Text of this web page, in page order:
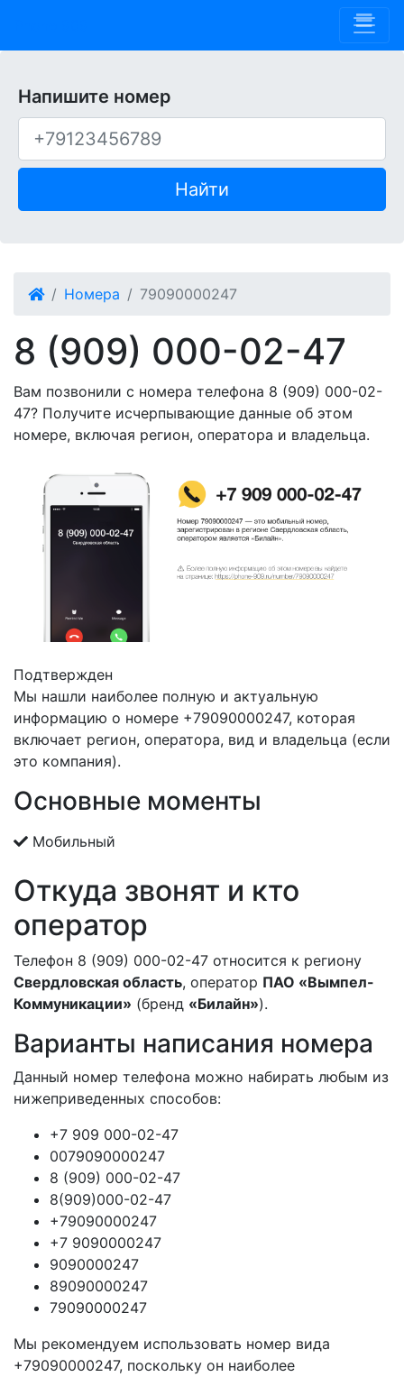
Напишите номер
Найти
Номера 79090000247
8 (909) 000-02-47
Вам позвонили с номера телефона 8 (909) 000-02-
47? Получите исчерпывающие данные об этом
номере, включая регион, оператора и владельца.
Подтвержден
Мы нашли наиболее полную и актуальную
информацию о номере +79090000247, которая
включает регион, оператора, вид и владельца (если
это компания).
Основные моменты
Мобильный
Откуда звонят и кто
оператор
Телефон 8 (909) 000-02-47 относится к региону
Свердловская область, оператор ПАО «Вымпел-
Коммуникации» (бренд «Билайн»).
Варианты написания номера
Данный номер телефона можно набирать любым из
нижеприведенных способов:
+7 909 000-02-47
0079090000247
8 (909) 000-02-47
8(909)000-02-47
+79090000247
+7 9090000247
9090000247
89090000247
79090000247
Мы рекомендуем использовать номер вида
+79090000247, поскольку он наиболее